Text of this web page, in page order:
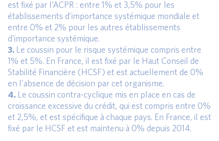
est fixé par l’ACPR : entre 1% et 3,5% pour les
établissements d’importance systémique mondiale et
entre 0% et 2% pour les autres établissements
d’importance systémique.
3. Le coussin pour le risque systémique compris entre
1% et 5%. En France, il est fixé par le Haut Conseil de
Stabilité Financière (HCSF) et est actuellement de 0%
en l’absence de décision par cet organisme.
4. Le coussin contra-cyclique mis en place en cas de
croissance excessive du crédit, qui est compris entre 0%
et 2,5%, et est spécifique à chaque pays. En France, il est
fixé par le HCSF et est maintenu à 0% depuis 2014.